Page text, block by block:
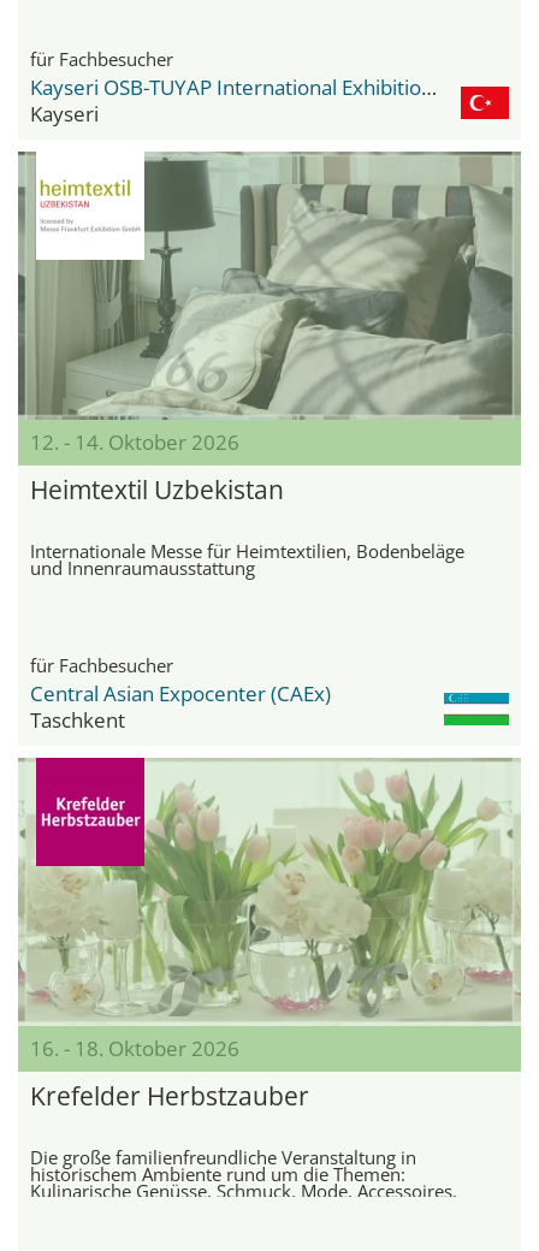
für Fachbesucher
Kayseri OSB-TUYAP International Exhibition and Congress Center
Kayseri
12. - 14. Oktober 2026
Heimtextil Uzbekistan
Internationale Messe für Heimtextilien, Bodenbeläge
und Innenraumausstattung
für Fachbesucher
Central Asian Expocenter (CAEx)
Taschkent
16. - 18. Oktober 2026
Krefelder Herbstzauber
Die große familienfreundliche Veranstaltung in
historischem Ambiente rund um die Themen:
Kulinarische Genüsse, Schmuck, Mode, Accessoires,